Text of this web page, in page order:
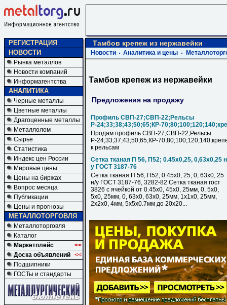
РЕГИСТРАЦИЯ
НОВОСТИ
Рынка металлов
Новости компаний
Информагентства
АНАЛИТИКА
Черные металлы
Цветные металлы
Драгоценные металлы
Металлолом
Сырье
Статистика
Индекс цен России
Мировые цены
Цены на биржах
Вопрос месяца
Публикации
Цены и прогнозы
МЕТАЛЛОТОРГОВЛЯ
Металлоторговля
Каталог
Маркетплейс
<<
Доска объявлений <<
Подшипники
ГОСТы и стандарты
Тамбов крепеж из нержавейки
Новости Аналитика и цены
Тамбов крепеж из нержавейки
Предложения на продажу
Профиль СВП-27;СВП-22;Рельсы
Р-24;33;38;43;50;65;КР-
Продам профиль СВП-27;СВП-22;Рельсы
Р-24;33;37;43;50;65;КР-
к рельсам
Сетка тканая П 56, П52; 0.45х0,25, 0,63х0,25
у ГОСТ 3187-76
Сетка тканая П 56, П52; 0.45х0, 25, 0, 63х0, 25
н/у ГОСТ 3187-76, 3282-82 Сетка тканая гост
3826 с ячейкой от 0.45х0, 45х0, 25мм, 0, 5х0,
5х0, 25мм, 0, 63х0, 63х0, 25мм, 1х1х0, 25мм,
2х2х0, 4мм, 5х5х0.7мм до 20х20...